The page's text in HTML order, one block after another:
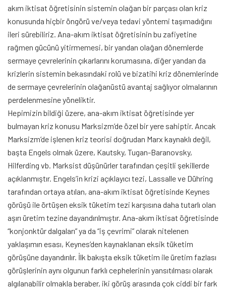
akım iktisat öğretisinin sistemin olağan bir parçası olan kriz
konusunda hiçbir öngörü ve/veya tedavi yöntemi taşımadığını
ileri sürebiliriz. Ana-akım iktisat öğretisinin bu zafiyetine
rağmen gücünü yitirmemesi, bir yandan olağan dönemlerde
sermaye çevrelerinin çıkarlarını korumasına, diğer yandan da
krizlerin sistemin bekasındaki rolü ve bizatihi kriz dönemlerinde
de sermaye çevrelerinin olağanüstü avantaj sağlıyor olmalarının
perdelenmesine yöneliktir.
Hepimizin bildiği üzere, ana-akım iktisat öğretisinde yer
bulmayan kriz konusu Marksizm’de özel bir yere sahiptir. Ancak
Marksizm’de işlenen kriz teorisi doğrudan Marx kaynaklı değil,
başta Engels olmak üzere, Kautsky, Tugan-Baranovsky,
Hilferding vb. Marksist düşünürler tarafından çeşitli şekillerde
açıklanmıştır. Engels’in krizi açıklayıcı tezi, Lassalle ve Dühring
tarafından ortaya atılan, ana-akım iktisat öğretisinde Keynes
görüşü ile örtüşen eksik tüketim tezi karşısına daha tutarlı olan
aşırı üretim tezine dayandırılmıştır. Ana-akım iktisat öğretisinde
“konjonktür dalgaları” ya da “iş çevrimi” olarak nitelenen
yaklaşımın esası, Keynes’den kaynaklanan eksik tüketim
görüşüne dayandırılır. İlk bakışta eksik tüketim ile üretim fazlası
görüşlerinin aynı olgunun farklı cephelerinin yansıtılması olarak
algılanabilir olmakla beraber, iki görüş arasında çok ciddi bir fark